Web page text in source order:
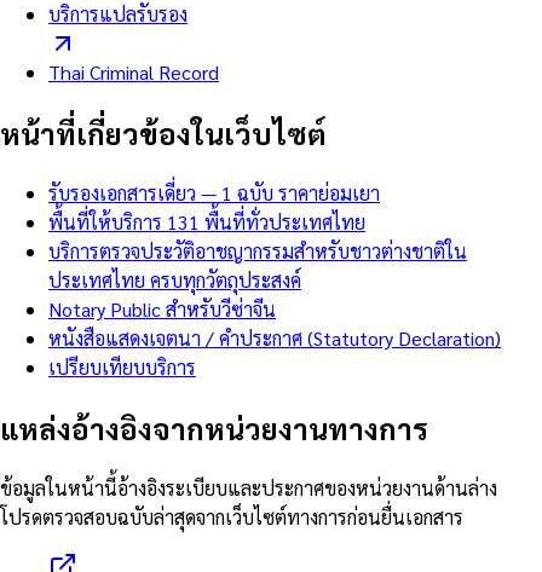
บริการแปลรับรอง
Thai Criminal Record
หน้าที่เกี่ยวข้องในเว็บไซต์
รับรองเอกสารเดี่ยว — 1 ฉบับ ราคาย่อมเยา
พื้นที่ให้บริการ 131 พื้นที่ทั่วประเทศไทย
บริการตรวจประวัติอาชญากรรมสำหรับชาวต่างชาติใน
ประเทศไทย ครบทุกวัตถุประสงค์
Notary Public สำหรับวีซ่าจีน
หนังสือแสดงเจตนา / คำประกาศ (Statutory Declaration)
เปรียบเทียบบริการ
แหล่งอ้างอิงจากหน่วยงานทางการ
ข้อมูลในหน้านี้อ้างอิงระเบียบและประกาศของหน่วยงานด้านล่าง
โปรดตรวจสอบฉบับล่าสุดจากเว็บไซต์ทางการก่อนยื่นเอกสาร